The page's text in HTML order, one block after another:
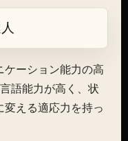
ケーション能力の高
語能力が高く、状
える適応力を持っ